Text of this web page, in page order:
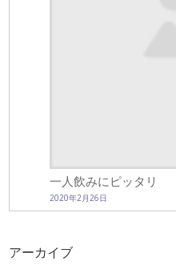
一人飲みにピッタリ
2020年2月26日
アーカイブ